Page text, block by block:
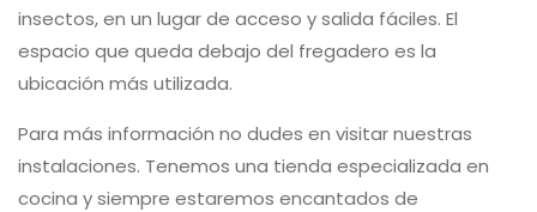
insectos, en un lugar de acceso y salida fáciles. El
espacio que queda debajo del fregadero es la
ubicación más utilizada.
Para más información no dudes en visitar nuestras
instalaciones. Tenemos una tienda especializada en
cocina y siempre estaremos encantados de